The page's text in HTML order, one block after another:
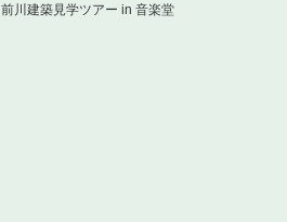
前川建築見学ツアー in 音楽堂